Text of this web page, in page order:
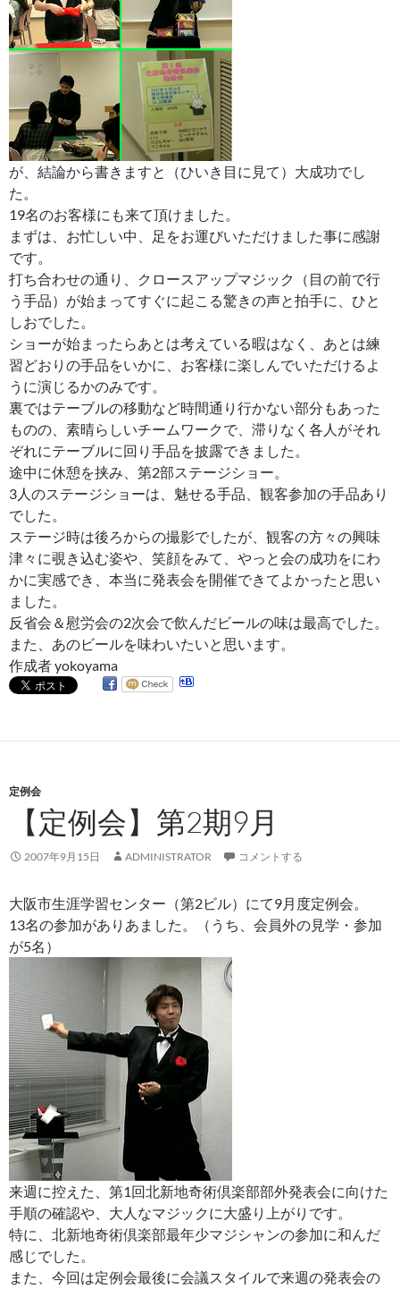
が、結論から書きますと（ひいき目に見て）大成功でし
た。
19名のお客様にも来て頂けました。
まずは、お忙しい中、足をお運びいただけました事に感謝
です。
打ち合わせの通り、クロースアップマジック（目の前で行
う手品）が始まってすぐに起こる驚きの声と拍手に、ひと
しおでした。
ショーが始まったらあとは考えている暇はなく、あとは練
習どおりの手品をいかに、お客様に楽しんでいただけるよ
うに演じるかのみです。
裏ではテーブルの移動など時間通り行かない部分もあった
ものの、素晴らしいチームワークで、滞りなく各人がそれ
ぞれにテーブルに回り手品を披露できました。
途中に休憩を挟み、第2部ステージショー。
3人のステージショーは、魅せる手品、観客参加の手品あり
でした。
ステージ時は後ろからの撮影でしたが、観客の方々の興味
津々に覗き込む姿や、笑顔をみて、やっと会の成功をにわ
かに実感でき、本当に発表会を開催できてよかったと思い
ました。
反省会＆慰労会の2次会で飲んだビールの味は最高でした。
また、あのビールを味わいたいと思います。
作成者 yokoyama
定例会
【定例会】第2期9月
2007年9月15日 ADMINISTRATOR コメントする
大阪市生涯学習センター（第2ビル）にて9月度定例会。
13名の参加がありあました。（うち、会員外の見学・参加
が5名）
来週に控えた、第1回北新地奇術倶楽部部外発表会に向けた
手順の確認や、大人なマジックに大盛り上がりです。
特に、北新地奇術倶楽部最年少マジシャンの参加に和んだ
感じでした。
また、今回は定例会最後に会議スタイルで来週の発表会の